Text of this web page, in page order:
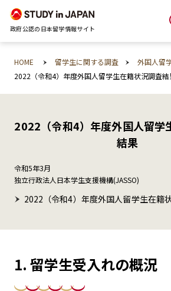
政府公認の日本留学情報サイト
HOME 留学生に関する調査
外国人留
2022（令和4）年度外国人留学生在籍状況調査結
2022（令和4）年度外国人留学
結果
令和5年3月
独立行政法人日本学生支援機構(JASSO)
2022（令和4）年度外国人留学生在籍
1. 留学生受入れの概況